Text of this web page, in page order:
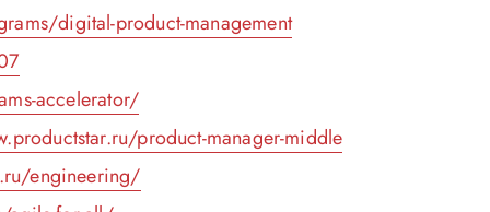
digital-product-management
accelerator/
product-manager-middle
engineering/